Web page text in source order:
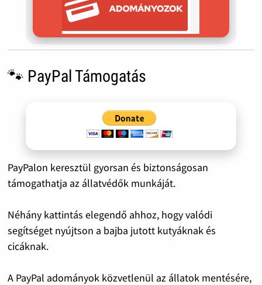
🐾 PayPal Támogatás
PayPalon keresztül gyorsan és biztonságosan
támogathatja az állatvédők munkáját.
Néhány kattintás elegendő ahhoz, hogy valódi
segítséget nyújtson a bajba jutott kutyáknak és
cicáknak.
A PayPal adományok közvetlenül az állatok mentésére,